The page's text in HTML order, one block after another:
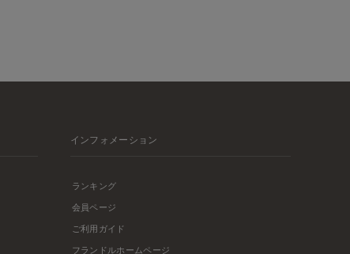
インフォメーション
ランキング
会員ページ
ご利用ガイド
フランドルホームページ